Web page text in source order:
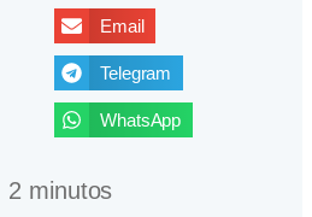
Email
Telegram
WhatsApp
2 minutos